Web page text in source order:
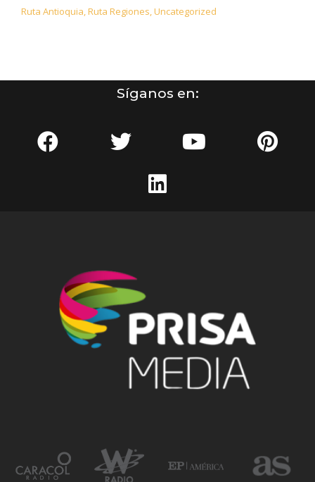
Ruta Antioquia,Ruta Regiones,Uncategorized
Síganos en: